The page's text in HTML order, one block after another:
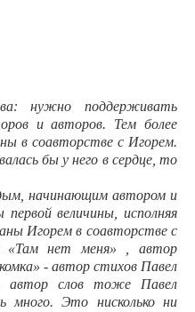
нужно поддерживать
и авторов. Тем более
в соавторстве с Игорем.
бы у него в сердце, то
начинающим автором и
величины, исполняя
Игорем в соавторстве с
«Там нет меня» , автор
- автор стихов Павел
автор слов тоже Павел
много. Это нисколько ни